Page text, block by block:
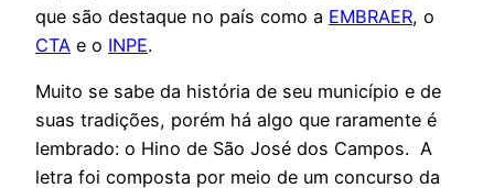
que são destaque no país como a EMBRAER, o
CTA e o INPE.
Muito se sabe da história de seu município e de
suas tradições, porém há algo que raramente é
lembrado: o Hino de São José dos Campos. A
letra foi composta por meio de um concurso da